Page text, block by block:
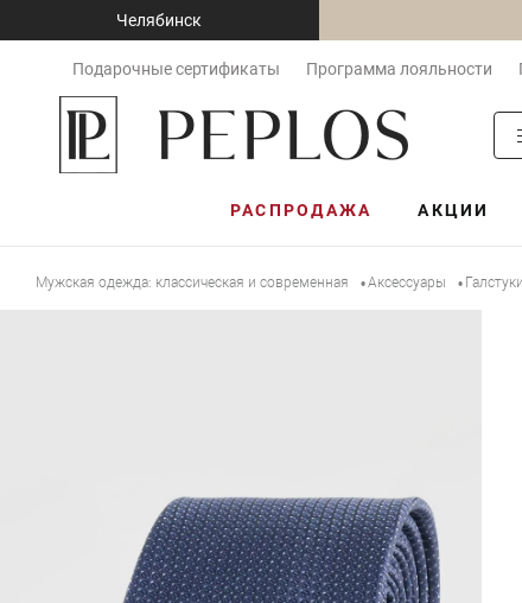
Челябинск
Подарочные сертификаты Программа лояльности
РАСПРОДАЖА АКЦИИ
Мужская одежда: классическая и современная •Аксессуары •